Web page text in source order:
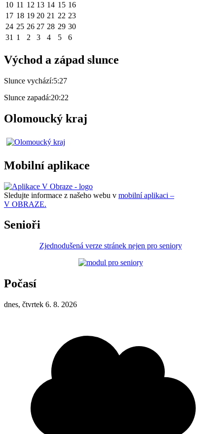
10 11 12 13 14 15 16
17 18 19 20 21 22 23
24 25 26 27 28 29 30
31 1 2 3 4 5 6
Východ a západ slunce
Slunce vychází:5:27
Slunce zapadá:20:22
Olomoucký kraj
Mobilní aplikace
Sledujte informace z našeho webu v mobilní aplikaci –
V OBRAZE.
Senioři
Zjednodušená verze stránek nejen pro seniory
Počasí
dnes, čtvrtek 6. 8. 2026